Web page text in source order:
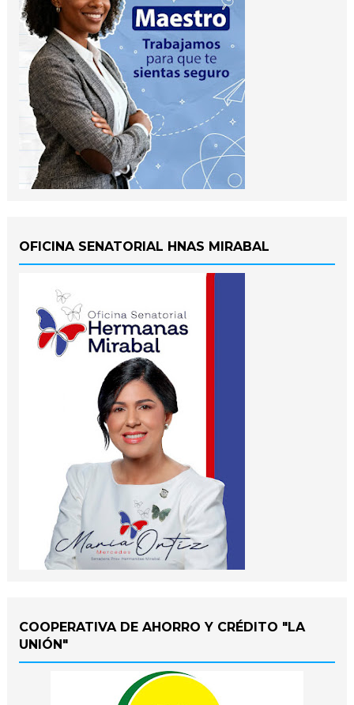
OFICINA SENATORIAL HNAS MIRABAL
COOPERATIVA DE AHORRO Y CRÉDITO "LA
UNIÓN"